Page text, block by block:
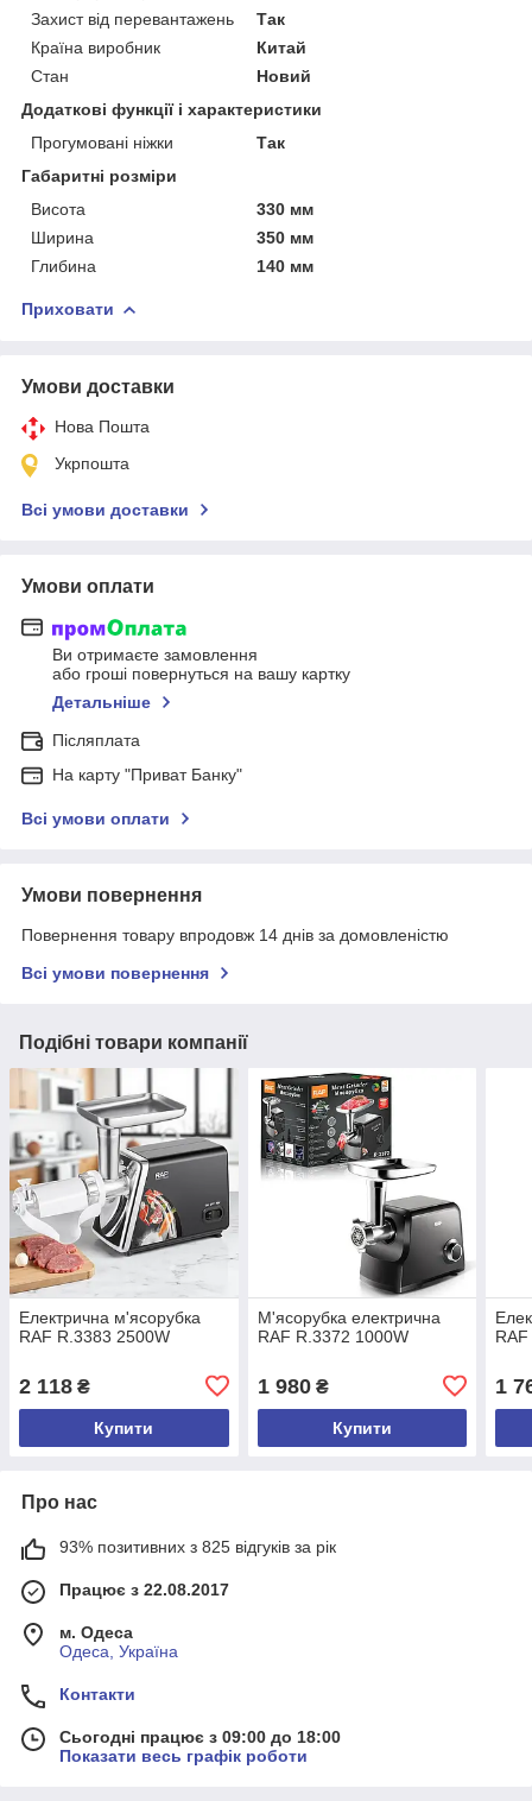
Захист від перевантажень
Так
Країна виробник
Китай
Стан
Новий
Додаткові функції і характеристики
Прогумовані ніжки
Так
Габаритні розміри
Висота
330 мм
Ширина
350 мм
Глибина
140 мм
Приховати
Умови доставки
Нова Пошта
Укрпошта
Всі умови доставки
Умови оплати
Ви отримаєте замовлення
або гроші повернуться на вашу картку
Детальніше
Післяплата
На карту "Приват Банку"
Всі умови оплати
Умови повернення
Повернення товару впродовж 14 днів за домовленістю
Всі умови повернення
Подібні товари компанії
Електрична м'ясорубка
RAF R.3383 2500W
2 118 ₴
Купити
М'ясорубка електрична
RAF R.3372 1000W
1 980₴
Купити
1
Про нас
93% позитивних з 825 відгуків за рік
Працює з 22.08.2017
м. Одеса
Одеса, Україна
Контакти
Сьогодні працює з 09:00 до 18:00
Показати весь графік роботи